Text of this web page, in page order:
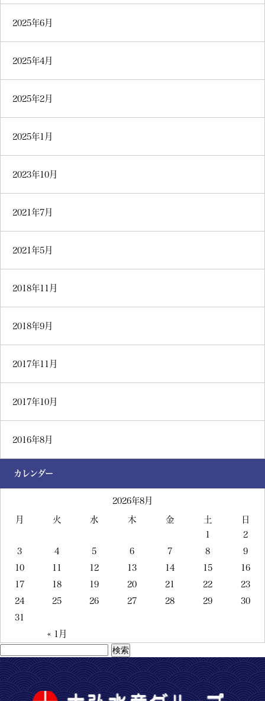
2025年6月
2025年4月
2025年2月
2025年1月
2023年10月
2021年7月
2021年5月
2018年11月
2018年9月
2017年11月
2017年10月
2016年8月
カレンダー
2026年8月
月 火 水 木 金 土 日
« 1月
1
2
3
4 5 6 7 8
9
10
11 12 13 14 15
16
17
18 19 20 21 22
23
24
25 26 27 28 29
30
31